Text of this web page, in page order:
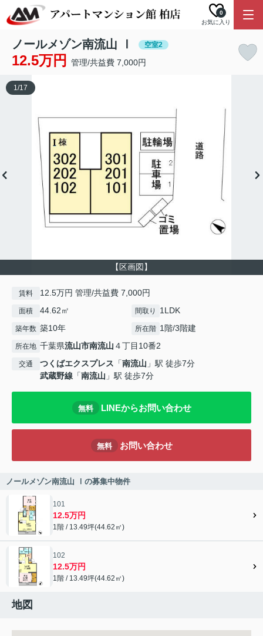
お気に入り
0
ノールメゾン南流山 Ⅰ 空室2
12.5万円 管理/共益費 7,000円
【区画図】
1/17
賃料 12.5万円 管理/共益費 7,000円
面積 44.62㎡ 間取り 1LDK
築年数 築10年 所在階 1階/3階建
所在地 千葉県流山市南流山 ４丁目10番2
交通 つくばエクスプレス 「南流山 」駅 徒歩7分
武蔵野線 「南流山 」駅 徒歩7分
無料 LINEからお問い合わせ
無料 お問い合わせ
ノールメゾン南流山 Ⅰの募集中物件
101
12.5万円
1階 / 13.49坪(44.62㎡)
102
12.5万円
1階 / 13.49坪(44.62㎡)
地図